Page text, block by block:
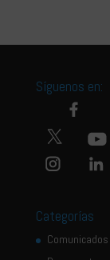
Categorías
Comunicados